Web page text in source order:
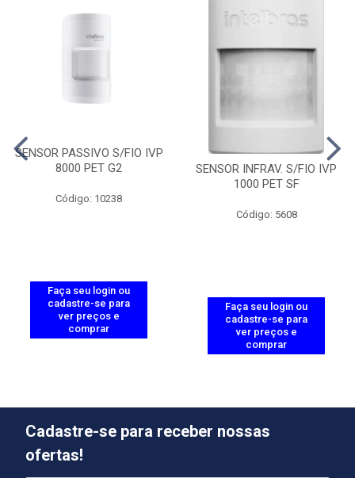
SENSOR PASSIVO S/FIO IVP
8000 PET G2
Código: 10238
Faça seu login ou
cadastre-se para
ver preços e
comprar
SENSOR INFRAV. S/FIO IVP
1000 PET SF
Código: 5608
Faça seu login ou
cadastre-se para
ver preços e
comprar
Cadastre-se para receber nossas
ofertas!